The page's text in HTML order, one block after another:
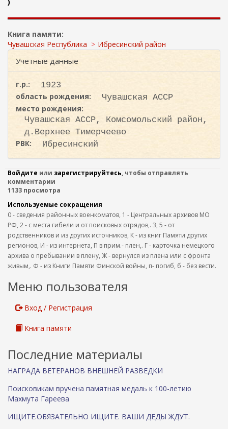
и
с
к
а
Книга памяти:
Чувашская Республика
Ибресинский район
Учетные данные
г.р.:
1923
область рождения:
Чувашская АССР
место рождения:
Чувашская АССР, Комсомольский район,
д.Верхнее Тимерчеево
РВК:
Ибресинский
Войдите или зарегистрируйтесь, чтобы отправлять
комментарии
1133 просмотра
Используемые сокращения
0 - сведения районных военкоматов, 1 - Центральных архивов МО
РФ, 2 - с места гибели и от поисковых отрядов,. 3, 5 - от
родственников и из других источников, К - из книг Памяти других
регионов, И - из интернета, П в прим.- плен,. Г - карточка немецкого
архива о пребывании в плену, Ж - вернулся из плена или с фронта
живым,. Ф - из Книги Памяти Финской войны, п- погиб, б - без вести.
Меню пользователя
Вход / Регистрация
Книга памяти
Последние материалы
НАГРАДА ВЕТЕРАНОВ ВНЕШНЕЙ РАЗВЕДКИ
Поисковикам вручена памятная медаль к 100-летию
Махмута Гареева
ИЩИТЕ.ОБЯЗАТЕЛЬНО ИЩИТЕ. ВАШИ ДЕДЫ ЖДУТ.